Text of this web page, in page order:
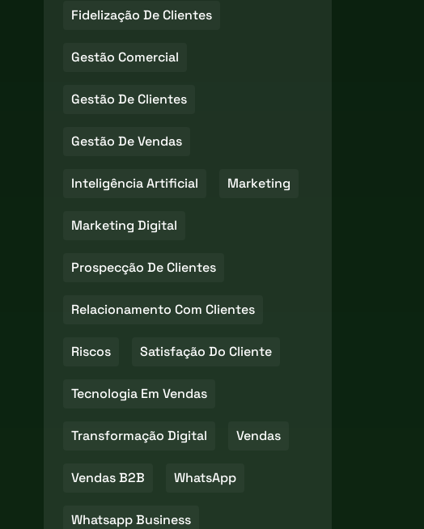
Fidelização De Clientes
Gestão Comercial
Gestão De Clientes
Gestão De Vendas
Inteligência Artificial Marketing
Marketing Digital
Prospecção De Clientes
Relacionamento Com Clientes
Riscos Satisfação Do Cliente
Tecnologia Em Vendas
Transformação Digital Vendas
Vendas B2B WhatsApp
Whatsapp Business